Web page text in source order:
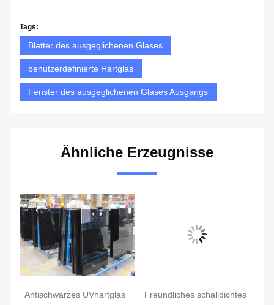
Tags:
Blätter des ausgeglichenen Glases
benutzerdefinierte Hartglas
Fenster des ausgeglichenen Glases Ausgangs
Ähnliche Erzeugnisse
Antischwarzes UVhartglas
Freundliches schalldichtes